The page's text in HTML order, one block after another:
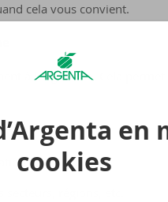
en
cookies
cela vous convient.
à long terme. Cela
régions, etc.